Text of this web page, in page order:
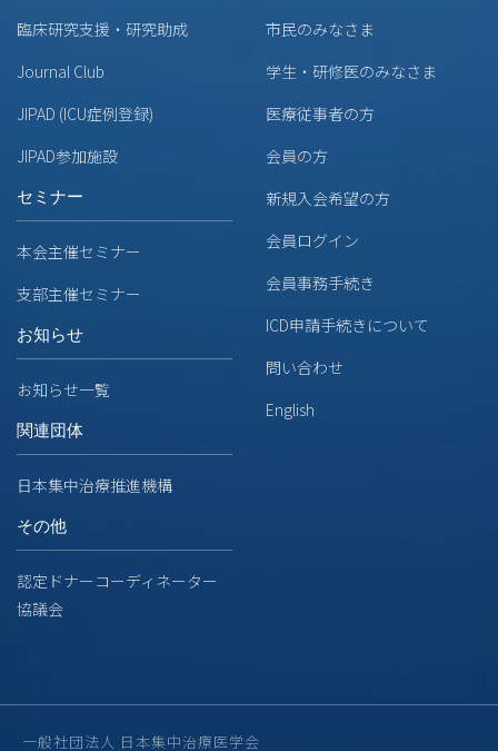
臨床研究支援・研究助成
Journal Club
JIPAD (ICU症例登録)
JIPAD参加施設
セミナー
本会主催セミナー
支部主催セミナー
お知らせ
お知らせ一覧
関連団体
日本集中治療推進機構
その他
認定ドナーコーディネーター
協議会
市民のみなさま
学生・研修医のみなさま
医療従事者の方
会員の方
新規入会希望の方
会員ログイン
会員事務手続き
ICD申請手続きについて
問い合わせ
English
一般社団法人 日本集中治療医学会